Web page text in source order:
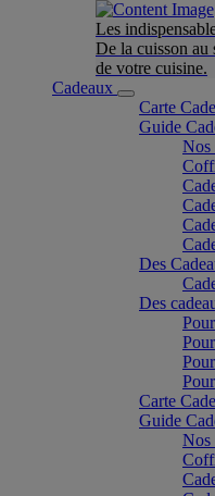
Les
De la cuisson au
de votre cuisine.
Cadeaux
Carte
Guide
Nos
Des
Des
Carte
Guide
Nos